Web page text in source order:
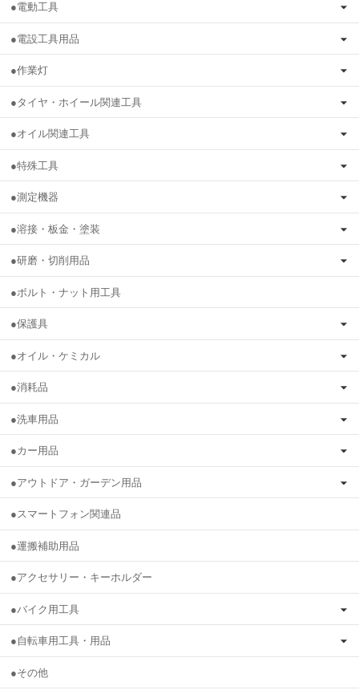
●電動工具
●電設工具用品
●作業灯
●タイヤ・ホイール関連工具
●オイル関連工具
●特殊工具
●測定機器
●溶接・板金・塗装
●研磨・切削用品
●ボルト・ナット用工具
●保護具
●オイル・ケミカル
●消耗品
●洗車用品
●カー用品
●アウトドア・ガーデン用品
●スマートフォン関連品
●運搬補助用品
●アクセサリー・キーホルダー
●バイク用工具
●自転車用工具・用品
●その他